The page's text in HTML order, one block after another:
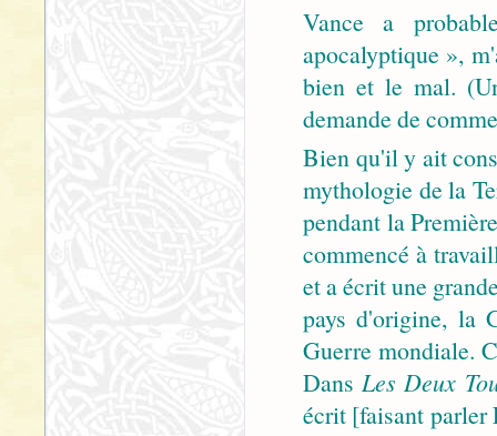
Vance a
apocalyptique »,
bien et le mal.
demande de
Bien qu'il y ait
mythologie de la
pendant la
commencé à
et a écrit une
pays d'origine, la
Guerre mondiale.
Dans Les Deux
écrit [faisant parler